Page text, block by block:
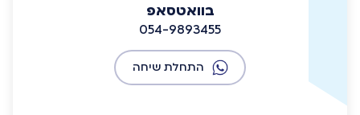
בוואטסאפ
054-9893455
התחלת שיחה